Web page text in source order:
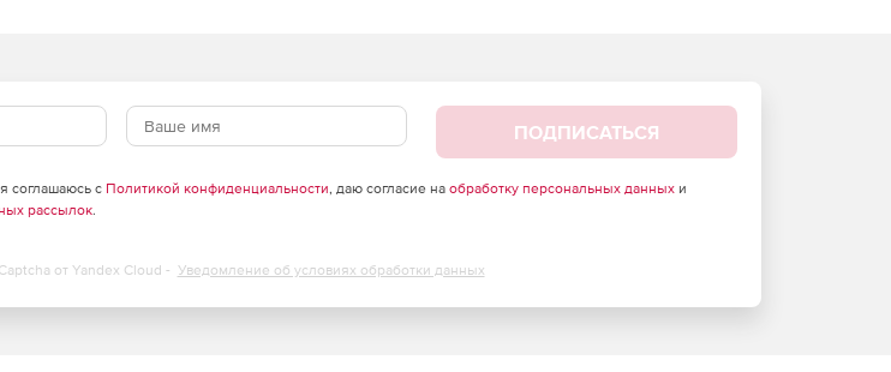
ПОДПИСАТЬСЯ
соглашаюсь с Политикой конфиденциальности, даю согласие на обработку персональных данныхи
рассылок.
от Yandex Cloud - Уведомление об условиях обработки данных